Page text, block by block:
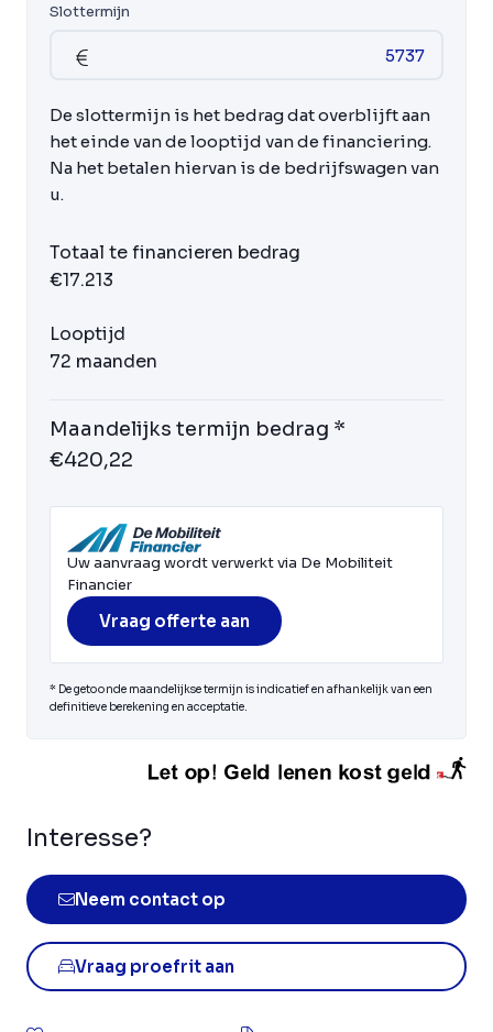
Slottermijn
De slottermijn is het bedrag dat overblijft aan
het einde van de looptijd van de financiering.
Na het betalen hiervan is de bedrijfswagen van
u.
Totaal te financieren bedrag
€17.213
Looptijd
72 maanden
Maandelijks termijn bedrag *
€420,22
Uw aanvraag wordt verwerkt via De Mobiliteit
Financier
Vraag offerte aan
* De getoonde maandelijkse termijn is indicatief en afhankelijk van een
definitieve berekening en acceptatie.
Interesse?
Neem contact op
Vraag proefrit aan